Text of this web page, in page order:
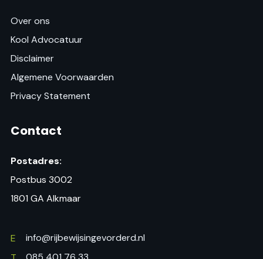
Over ons
Kool Advocatuur
Disclaimer
Algemene Voorwaarden
Privacy Statement
Contact
Postadres:
Postbus 3002
1801 GA Alkmaar
E
info@rijbewijsingevorderd.nl